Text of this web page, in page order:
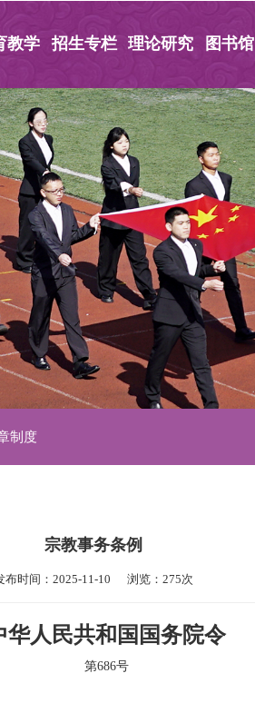
教学 招生专栏 理论研究 图书馆
制度
宗教事务条例
布时间：2025-11-10      浏览：275次
华人民共和国国务院令
第686号